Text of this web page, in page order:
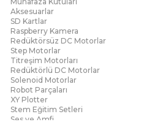
Aksesuarlar
SD Kartlar
Raspberry Kamera
Redüktörsüz DC Motorlar
Step Motorlar
Titreşim Motorları
Redüktörlü DC Motorlar
Solenoid Motorlar
Robot Parçaları
XY Plotter
Stem Eğitim Setleri
Ses ve Amfi